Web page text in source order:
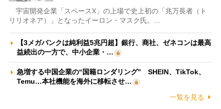
宇宙開発企業「スペースX」の上場で史上初の「兆万長者（ト
リリオネア）」となったイーロン・マスク氏。…
【3メガバンクは純利益5兆円超】銀行、商社、ゼネコンは最高
益続出の一方で、中小企業・…
急増する中国企業の“国籍ロンダリング” SHEIN、TikTok、
Temu…本社機能を海外に移転させ…
一覧を見る